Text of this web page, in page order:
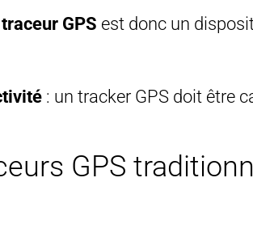
traceur GPS est donc un
: un tracker GPS doit être
GPS